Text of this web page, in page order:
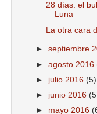
28 días: el
Luna
La otra cara
►septiembre
►agosto 2016
► julio 2016 (5)
► junio 2016
► mayo 2016